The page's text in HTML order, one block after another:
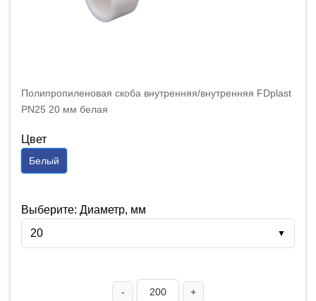
Полипропиленовая скоба внутренняя/внутренняя FDplast
PN25 20 мм белая
Цвет
Белый
Выберите: Диаметр, мм
20
▼
- +